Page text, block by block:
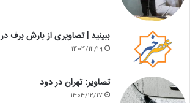
ببینید | تصاویری از بارش برف
1404/12/19
تصاویر: تهران در دود
1404/12/17